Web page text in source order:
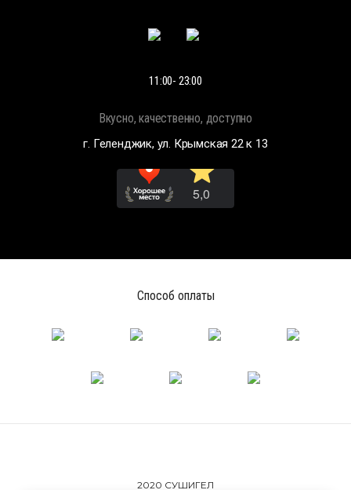
11:00- 23:00
Вкусно, качественно, доступно
г. Геленджик, ул. Крымская 22 к 13
Способ оплаты
2020 СУШИГЕЛ